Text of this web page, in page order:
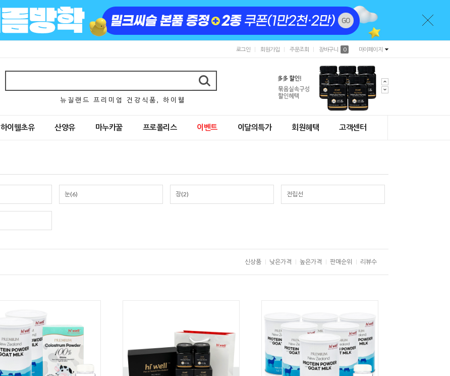
로그인 회원가입 주문조회 장바구니 0 마이페이지
뉴 질 랜 드 프 리 미 엄 건 강 식 품 , 하 이 웰
하이웰초유 산양유 마누카꿀 프로폴리스 이벤트 이달의특가 회원혜택 고객센터
눈(6) 장(2) 전립선
신상품 낮은가격 높은가격 판매순위 리뷰수